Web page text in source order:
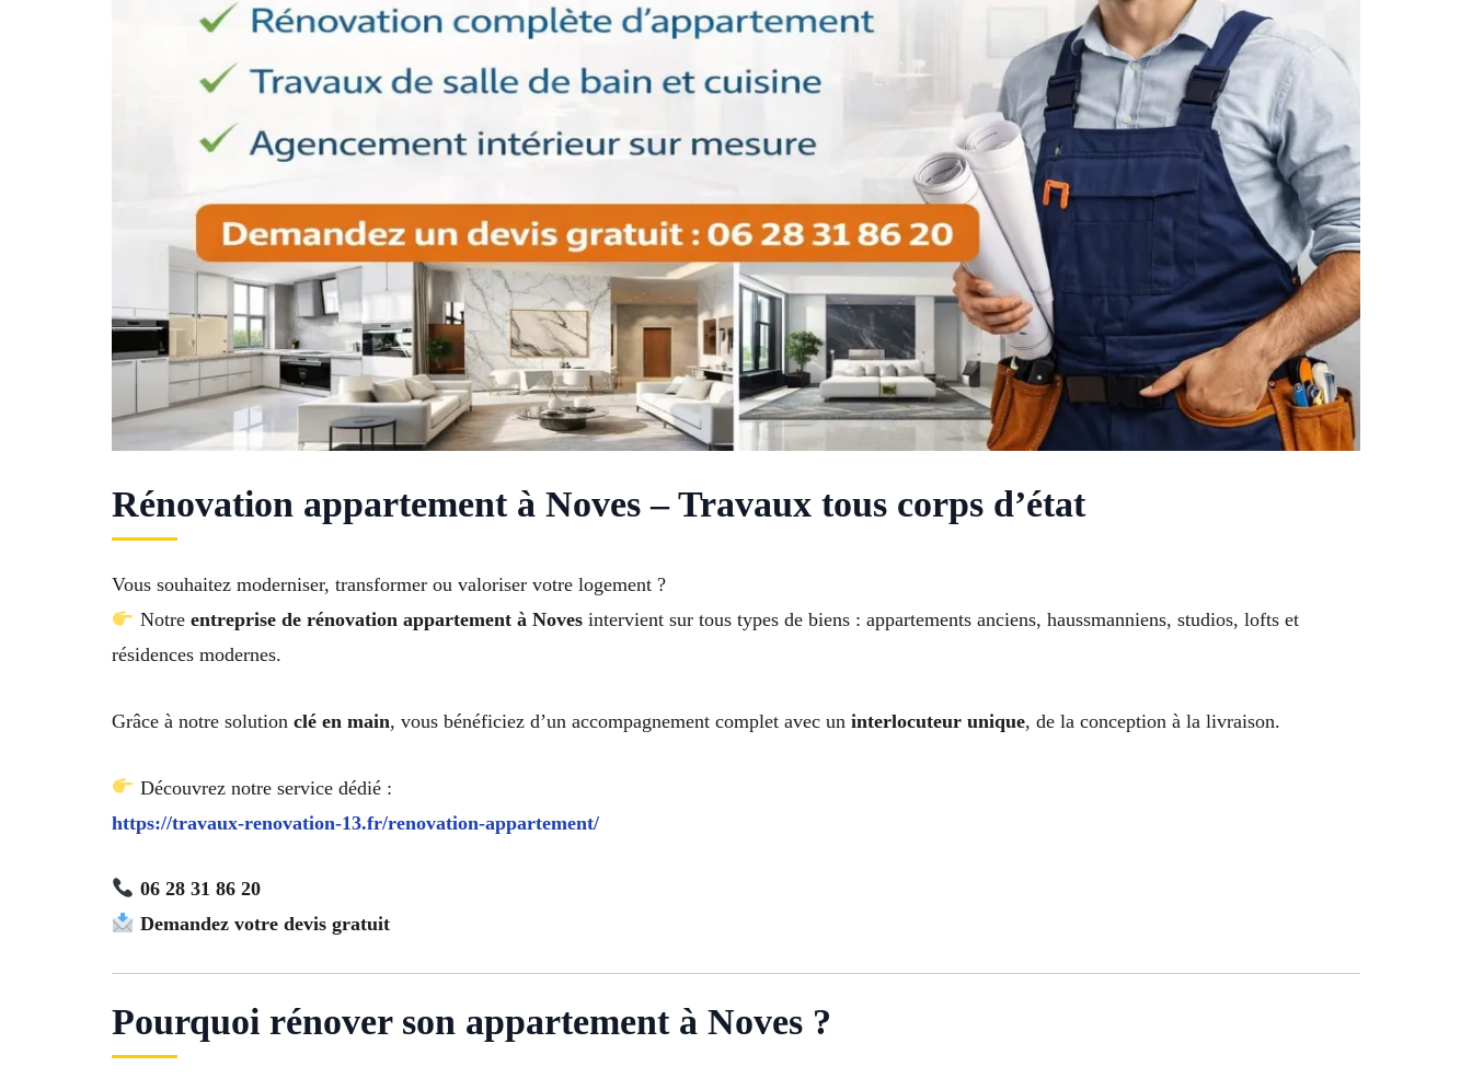
Rénovation appartement à Noves – Travaux tous corps d’état
Vous souhaitez moderniser, transformer ou valoriser votre logement ?
Notre entreprise de rénovation appartement à Novesintervient sur tous types de biens : appartements anciens, haussmanniens, studios, lofts et
résidences modernes.
Grâce à notre solution clé en main, vous bénéficiez d’un accompagnement complet avec un interlocuteur unique, de la conception à la livraison.
Découvrez notre service dédié :
https://travaux-renovation-13.fr/renovation-appartement/
06 28 31 86 20
Demandez votre devis gratuit
Pourquoi rénover son appartement à Noves ?